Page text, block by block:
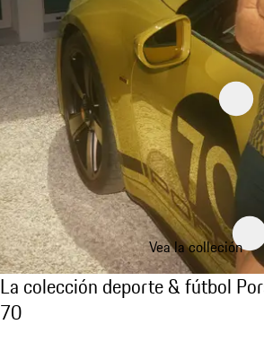
Vea la colleción
La colección deporte &
La colección deporte & fútbol
70